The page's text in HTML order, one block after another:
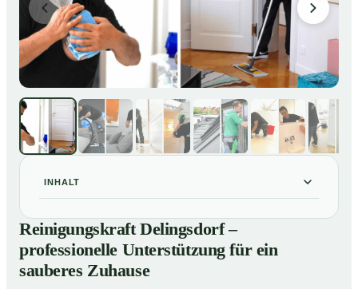
INHALT
01Reinigungskraft Delingsdorf – professionelle
Unterstützung für ein sauberes Zuhause
02 Unsere Leistungen im Überblick
Reinigungskraft Delingsdorf –
professionelle Unterstützung für ein
sauberes Zuhause